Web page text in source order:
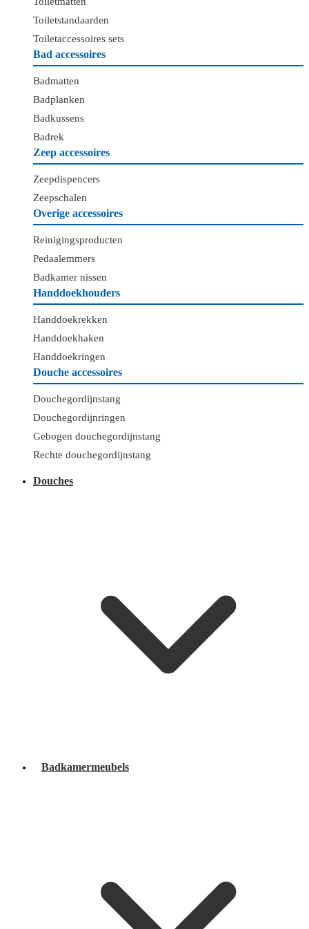
Toiletstandaarden
Toiletaccessoires sets
Bad accessoires
Badmatten
Badplanken
Badkussens
Badrek
Zeep accessoires
Zeepdispencers
Zeepschalen
Overige accessoires
Reinigingsproducten
Pedaalemmers
Badkamer nissen
Handdoekhouders
Handdoekrekken
Handdoekhaken
Handdoekringen
Douche accessoires
Douchegordijnstang
Douchegordijnringen
Gebogen douchegordijnstang
Rechte douchegordijnstang
Douches
Badkamermeubels